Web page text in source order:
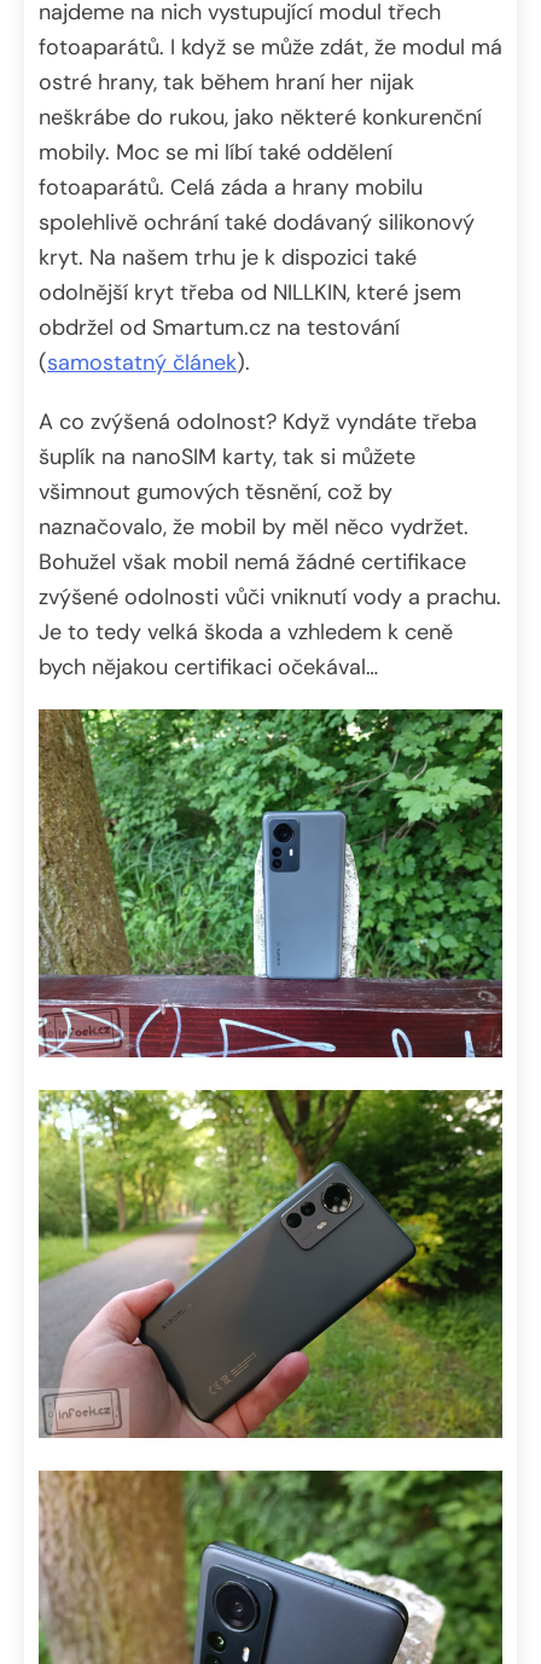
najdeme na nich vystupující modul třech
fotoaparátů. I když se může zdát, že modul má
ostré hrany, tak během hraní her nijak
neškrábe do rukou, jako některé konkurenční
mobily. Moc se mi líbí také oddělení
fotoaparátů. Celá záda a hrany mobilu
spolehlivě ochrání také dodávaný silikonový
kryt. Na našem trhu je k dispozici také
odolnější kryt třeba od NILLKIN, které jsem
obdržel od Smartum.cz na testování
(samostatný článek).
A co zvýšená odolnost? Když vyndáte třeba
šuplík na nanoSIM karty, tak si můžete
všimnout gumových těsnění, což by
naznačovalo, že mobil by měl něco vydržet.
Bohužel však mobil nemá žádné certifikace
zvýšené odolnosti vůči vniknutí vody a prachu.
Je to tedy velká škoda a vzhledem k ceně
bych nějakou certifikaci očekával…